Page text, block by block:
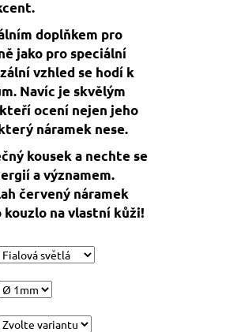
doplňkem pro
jako pro speciální
vzhled se hodí k
Navíc je skvělým
ocení nejen jeho
náramek nese.
kousek a nechte se
a významem.
červený náramek
na vlastní kůži!